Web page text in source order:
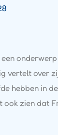
vertelt over
hebben in
zien dat